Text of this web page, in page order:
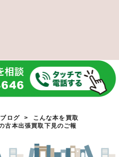
ログ >
こんな本を買取
古本出張買取下見のご報